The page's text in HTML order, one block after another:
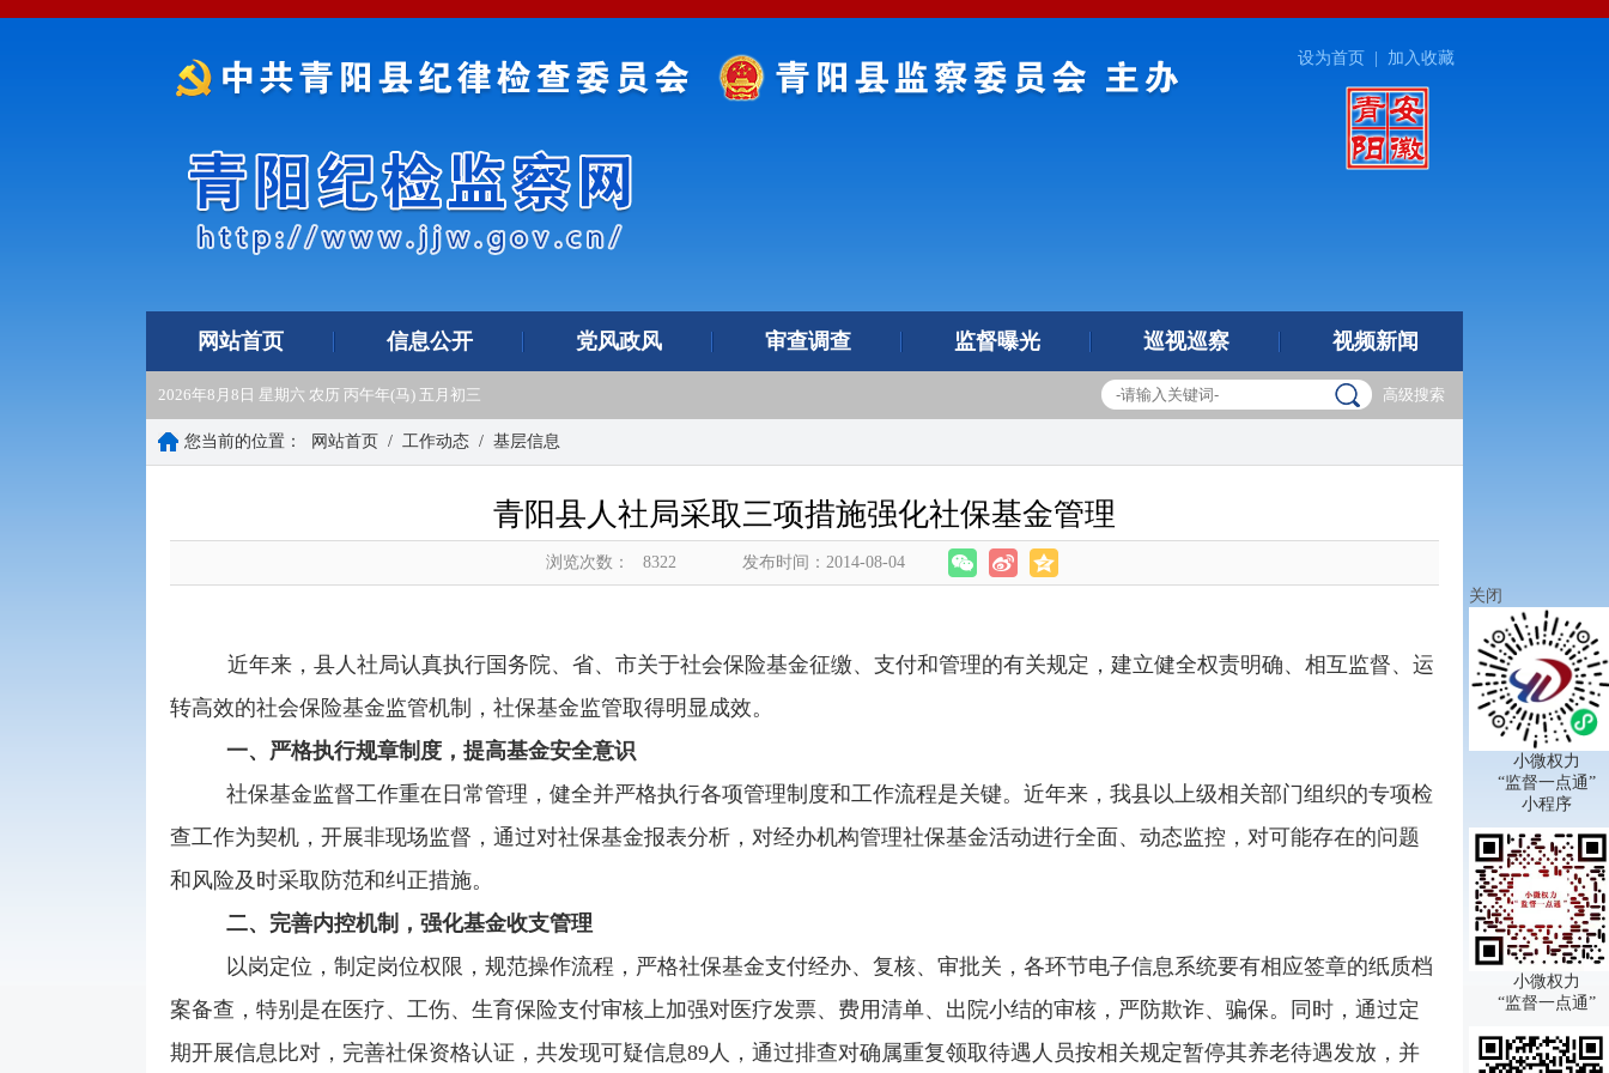
设为首页 加入收藏
网站首页 信息公开 党风政风 审查调查 监督曝光 巡视巡察 视频新闻
2026年8月8日 星期六 农历 丙午年(马) 五月初三 高级搜索
您当前的位置： 网站首页 / 工作动态 / 基层信息
青阳县人社局采取三项措施强化社保基金管理
浏览次数： 8322 发布时间：2014-08-04
近年来，县人社局认真执行国务院、省、市关于社会保险基金征缴、支付和管理的有关规定，建立健全权责明确、相互监督、运
转高效的社会保险基金监管机制，社保基金监管取得明显成效。
一、严格执行规章制度，提高基金安全意识
社保基金监督工作重在日常管理，健全并严格执行各项管理制度和工作流程是关键。近年来，我县以上级相关部门组织的专项检
查工作为契机，开展非现场监督，通过对社保基金报表分析，对经办机构管理社保基金活动进行全面、动态监控，对可能存在的问题
和风险及时采取防范和纠正措施。
二、完善内控机制，强化基金收支管理
以岗定位，制定岗位权限，规范操作流程，严格社保基金支付经办、复核、审批关，各环节电子信息系统要有相应签章的纸质档
案备查，特别是在医疗、工伤、生育保险支付审核上加强对医疗发票、费用清单、出院小结的审核，严防欺诈、骗保。同时，通过定
期开展信息比对，完善社保资格认证，共发现可疑信息89人，通过排查对确属重复领取待遇人员按相关规定暂停其养老待遇发放，并
关闭
小微权力
“监督一点通”
小程序
小微权力
“监督一点通”